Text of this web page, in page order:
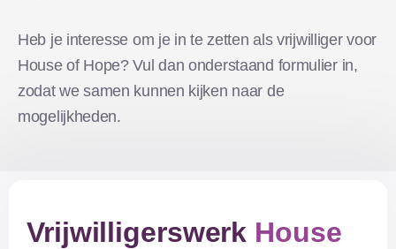
Heb je interesse om je in te zetten als vrijwilliger voor
House of Hope? Vul dan onderstaand formulier in,
zodat we samen kunnen kijken naar de
mogelijkheden.
Vrijwilligerswerk House